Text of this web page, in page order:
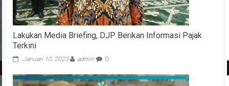
Lakukan Media Briefing, DJP Berikan Informasi Pajak
Terkini
Januari 10, 2023 admin 0